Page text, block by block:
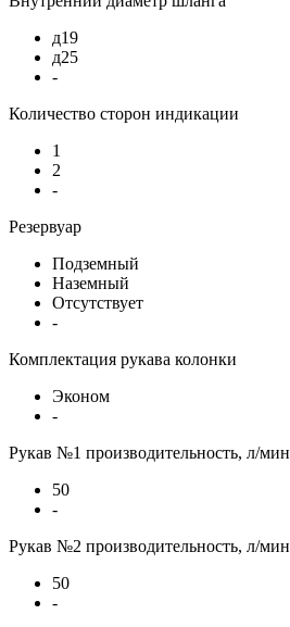
д19
д25
-
Количество сторон индикации
1
2
-
Резервуар
Подземный
Наземный
Отсутствует
-
Комплектация рукава колонки
Эконом
-
Рукав №1 производительность, л/мин
50
-
Рукав №2 производительность, л/мин
50
-